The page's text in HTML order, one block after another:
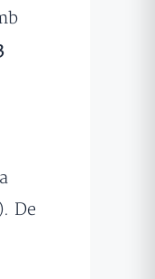
De